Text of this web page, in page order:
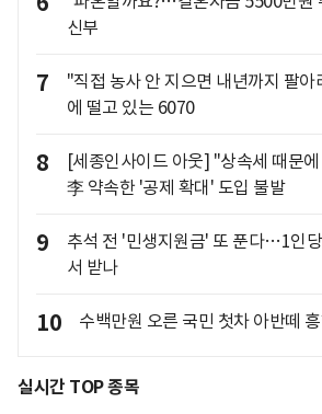
신부
7
"직접 농사 안 지으면 내년까지 팔
에 떨고 있는 6070
8
[세종인사이드 아웃] "상속세 때문
李 약속한 '공제 확대' 도입 불발
9
추석 전 '민생지원금' 또 푼다…1인
서 받나
10 수백만원 오른 국민 첫차 아반떼
실시간 TOP 종목